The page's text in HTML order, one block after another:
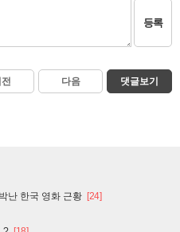
등록
다음 댓글보기
난 한국 영화 근황 [24]